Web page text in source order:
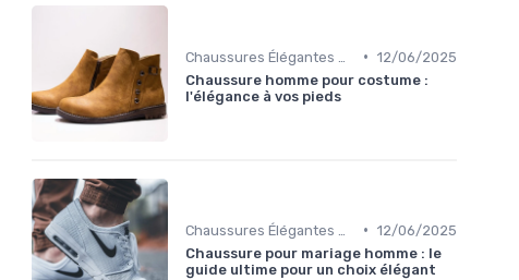
• 12/06/2025
Chaussure homme pour costume :
l'élégance à vos pieds
• 12/06/2025
Chaussure pour mariage homme : le
guide ultime pour un choix élégant